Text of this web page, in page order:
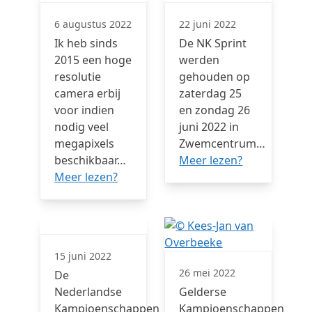
6 augustus 2022
Ik heb sinds
2015 een hoge
resolutie
camera erbij
voor indien
nodig veel
megapixels
beschikbaar…
Meer lezen?
22 juni 2022
De NK Sprint
werden
gehouden op
zaterdag 25
en zondag 26
juni 2022 in
Zwemcentrum…
Meer lezen?
15 juni 2022
De
Nederlandse
Kampioenschappen
26 mei 2022
Gelderse
Kampioenschappen